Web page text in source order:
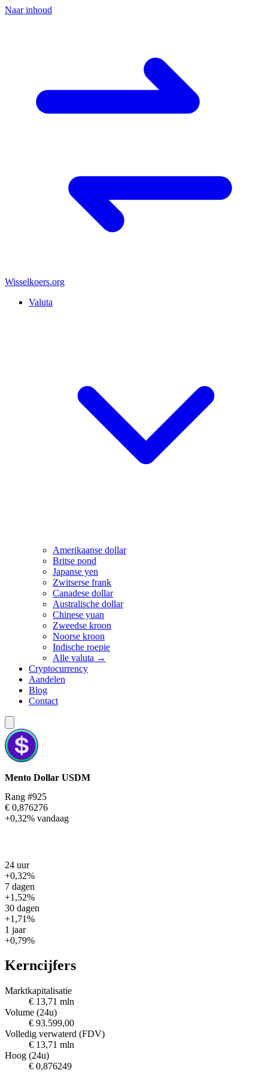
Naar inhoud
Wisselkoers.org
Valuta
Amerikaanse dollar
Britse pond
Japanse yen
Zwitserse frank
Canadese dollar
Australische dollar
Chinese yuan
Zweedse kroon
Noorse kroon
Indische roepie
Alle valuta →
Cryptocurrency
Aandelen
Blog
Contact
Mento Dollar USDM
Rang #925
€ 0,876276
+0,32% vandaag
24 uur
+0,32%
7 dagen
+1,52%
30 dagen
+1,71%
1 jaar
+0,79%
Kerncijfers
Marktkapitalisatie
€ 13,71 mln
Volume (24u)
€ 93.599,00
Volledig verwaterd (FDV)
€ 13,71 mln
Hoog (24u)
€ 0,876249